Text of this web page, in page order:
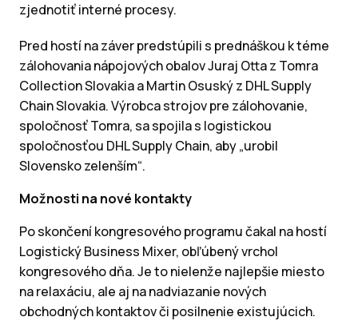
zjednotiť interné procesy.
Pred hostí na záver predstúpili s prednáškou k téme
zálohovania nápojových obalov Juraj Otta z Tomra
Collection Slovakia a Martin Osuský z DHL Supply
Chain Slovakia. Výrobca strojov pre zálohovanie,
spoločnosť Tomra, sa spojila s logistickou
spoločnosťou DHL Supply Chain, aby „urobil
Slovensko zelenším“.
Možnosti na nové kontakty
Po skončení kongresového programu čakal na hostí
Logistický Business Mixer, obľúbený vrchol
kongresového dňa. Je to nielenže najlepšie miesto
na relaxáciu, ale aj na nadviazanie nových
obchodných kontaktov či posilnenie existujúcich.